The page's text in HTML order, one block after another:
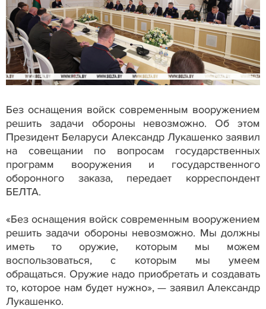
Без оснащения войск современным вооружением
решить задачи обороны невозможно. Об этом
Президент Беларуси Александр Лукашенко заявил
на совещании по вопросам государственных
программ вооружения и государственного
оборонного заказа, передает корреспондент
БЕЛТА.
«Без оснащения войск современным вооружением
решить задачи обороны невозможно. Мы должны
иметь то оружие, которым мы можем
воспользоваться, с которым мы умеем
обращаться. Оружие надо приобретать и создавать
то, которое нам будет нужно», — заявил Александр
Лукашенко.